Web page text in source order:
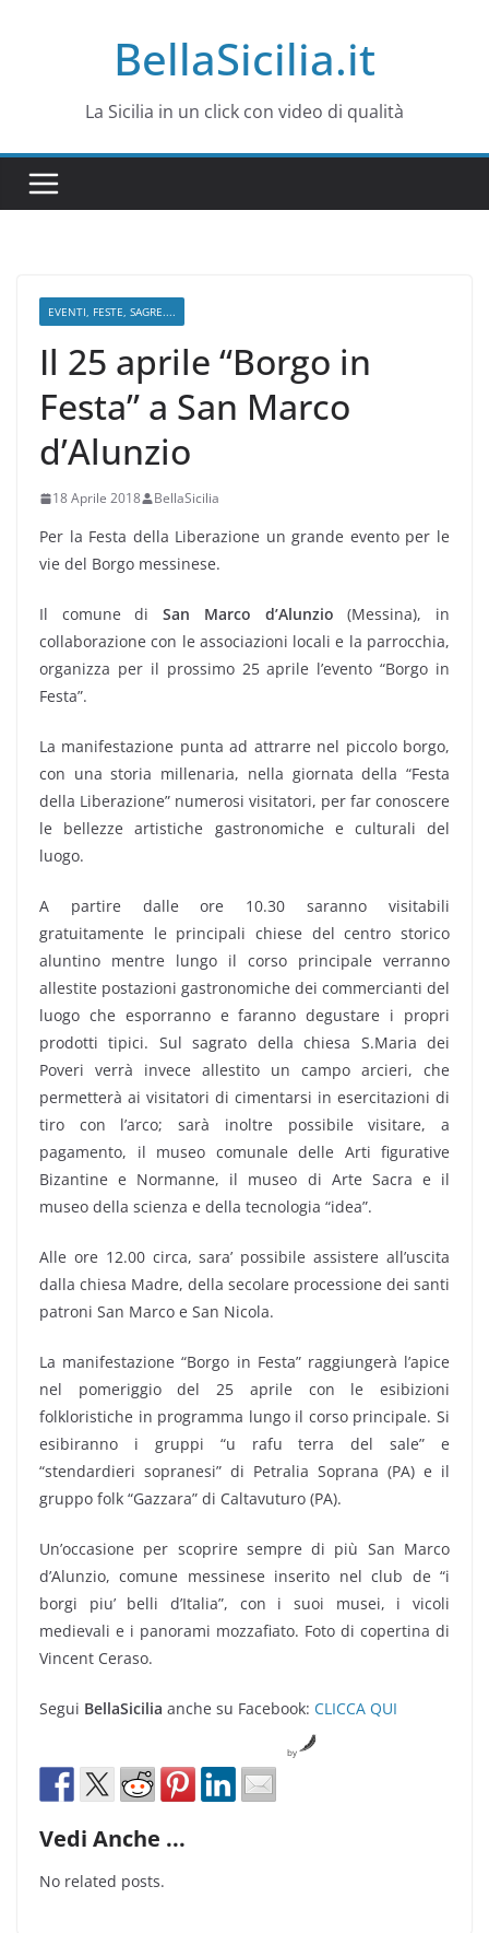
BellaSicilia.it
La Sicilia in un click con video di qualità
EVENTI, FESTE, SAGRE....
Il 25 aprile “Borgo in
Festa” a San Marco
d’Alunzio
18 Aprile 2018 BellaSicilia
Per la Festa della Liberazione un grande evento per le
vie del Borgo messinese.
Il comune diSan Marco d’Alunzio (Messina), in
collaborazione con le associazioni locali e la parrocchia,
organizza per il prossimo 25 aprile l’evento “Borgo in
Festa”.
La manifestazione punta ad attrarre nel piccolo borgo,
con una storia millenaria, nella giornata della “Festa
della Liberazione” numerosi visitatori, per far conoscere
le bellezze artistiche gastronomiche e culturali del
luogo.
A partire dalle ore 10.30 saranno visitabili
gratuitamente le principali chiese del centro storico
aluntino mentre lungo il corso principale verranno
allestite postazioni gastronomiche dei commercianti del
luogo che esporranno e faranno degustare i propri
prodotti tipici. Sul sagrato della chiesa S.Maria dei
Poveri verrà invece allestito un campo arcieri, che
permetterà ai visitatori di cimentarsi in esercitazioni di
tiro con l’arco; sarà inoltre possibile visitare, a
pagamento, il museo comunale delle Arti figurative
Bizantine e Normanne, il museo di Arte Sacra e il
museo della scienza e della tecnologia “idea”.
Alle ore 12.00 circa, sara’ possibile assistere all’uscita
dalla chiesa Madre, della secolare processione dei santi
patroni San Marco e San Nicola.
La manifestazione “Borgo in Festa” raggiungerà l’apice
nel pomeriggio del 25 aprile con le esibizioni
folkloristiche in programma lungo il corso principale. Si
esibiranno i gruppi “u rafu terra del sale” e
“stendardieri sopranesi” di Petralia Soprana (PA) e il
gruppo folk “Gazzara” di Caltavuturo (PA).
Un’occasione per scoprire sempre di più San Marco
d’Alunzio, comune messinese inserito nel club de “i
borgi piu’ belli d’Italia”, con i suoi musei, i vicoli
medievali e i panorami mozzafiato. Foto di copertina di
Vincent Ceraso.
Segui BellaSicilia anche su Facebook: CLICCA QUI
by
Vedi Anche ...
No related posts.